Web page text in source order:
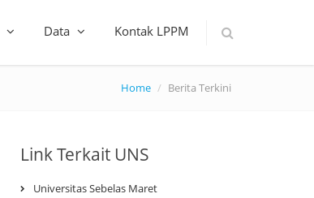
Data Kontak LPPM
Home Berita Terkini
Link Terkait UNS
Universitas Sebelas Maret